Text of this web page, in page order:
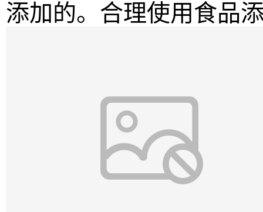
添加的。合理使用食品